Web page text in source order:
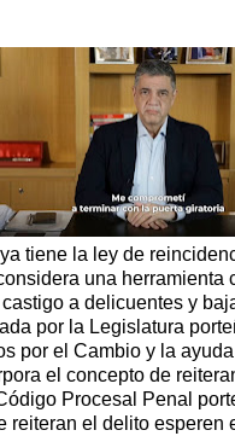
tiene la ley de
una herramienta
a delicuentes y
por la Legislatura
por el Cambio y la
el concepto de
Procesal Penal
reiteran el delito esperen